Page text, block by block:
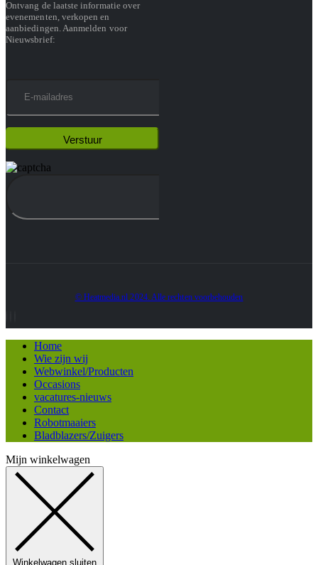
Ontvang de laatste informatie over
evenementen, verkopen en
aanbiedingen. Aanmelden voor
Nieuwsbrief:
© Heatmedia.nl 2024. Alle rechten voorbehouden
Home
Wie zijn wij
Webwinkel/Producten
Occasions
vacatures-nieuws
Contact
Robotmaaiers
Bladblazers/Zuigers
Mijn winkelwagen
Winkelwagen sluiten